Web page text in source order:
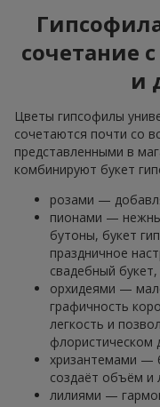
сочетание
и
Цветы гипсофилы
сочетаются почти со
представленными в
комбинируют букет
розами —
пионами —
бутоны, букет
праздничное
свадебный
орхидеями —
графичность
легкость и
флористическом
хризантемами —
создаёт объём и
лилиями —